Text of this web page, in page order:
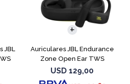
Auriculares JBL Endurance
Zone Open Ear TWS
Bluetooth Black
USD 129,00